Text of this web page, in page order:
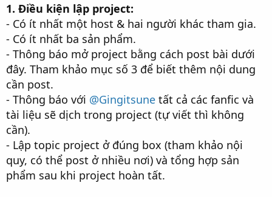
1. Điều kiện lập project:
- Có ít nhất một host & hai người khác tham gia.
- Có ít nhất ba sản phẩm.
- Thông báo mở project bằng cách post bài dưới
đây. Tham khảo mục số 3 để biết thêm nội dung
cần post.
- Thông báo với @Gingitsune tất cả các fanfic và
tài liệu sẽ dịch trong project (tự viết thì không
cần).
- Lập topic project ở đúng box (tham khảo nội
quy, có thể post ở nhiều nơi) và tổng hợp sản
phẩm sau khi project hoàn tất.